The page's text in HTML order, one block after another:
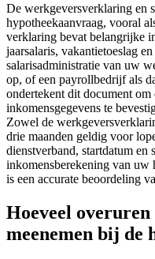
De werkgeversverklaring en
hypotheekaanvraag, vooral
verklaring bevat belangrijke
jaarsalaris, vakantietoeslag
salarisadministratie van uw
op, of een payrollbedrijf als
ondertekent dit document
inkomensgegevens te
Zowel de
drie maanden geldig voor
dienstverband, startdatum en
inkomensberekening van uw
is een accurate beoordeling
Hoeveel
meenemen bij de